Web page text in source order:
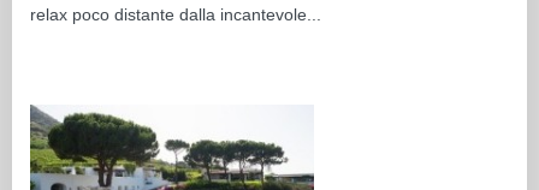
relax poco distante dalla incantevole...